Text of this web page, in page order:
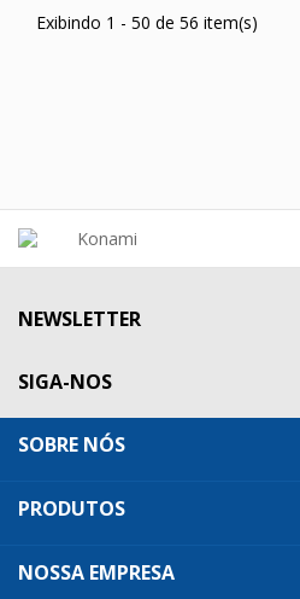
Exibindo 1 - 50 de 56 item(s)
NEWSLETTER
SIGA-NOS
SOBRE NÓS
PRODUTOS
NOSSA EMPRESA